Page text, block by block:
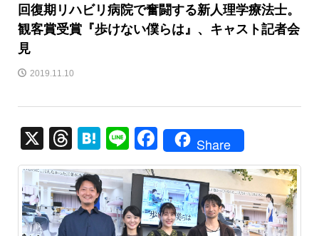
回復期リハビリ病院で奮闘する新人理学療法士。
観客賞受賞『歩けない僕らは』、キャスト記者会
見
2019.11.10
X
T
hr
e
a
H
at
e
n
a
Li
n
e
F
a
c
e
b
Share